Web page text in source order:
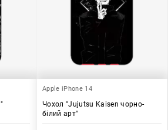
Apple iPhone 14
Чохол "Jujutsu Kaisen чорно-
білий арт"